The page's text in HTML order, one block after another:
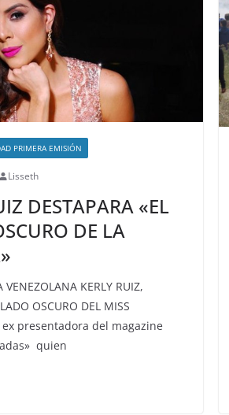
PRIMERA EMISIÓN
Lisseth
DESTAPARA «EL
DE LA
KERLY RUIZ,
OSCURO DEL MISS
ex presentadora del magazine
quien